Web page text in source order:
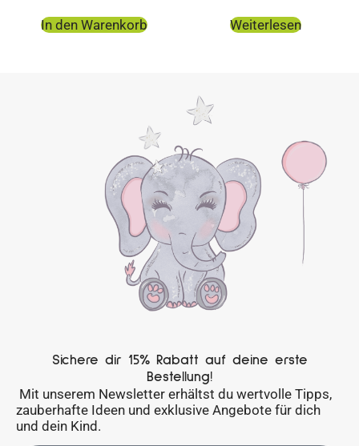
In den Warenkorb Weiterlesen
Sichere dir 15% Rabatt auf deine erste
Bestellung!
Mit unserem Newsletter erhältst du wertvolle Tipps,
zauberhafte Ideen und exklusive Angebote für dich
und dein Kind.